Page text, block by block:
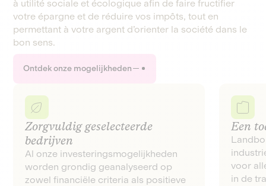
à utilité sociale et écologique afin de faire fructifier
votre épargne et de réduire vos impôts, tout en
permettant à votre argent d’orienter la société dans le
bon sens.
Ontdek onze mogelijkheden
Zorgvuldig geselecteerde
bedrijven
Al onze investeringsmogelijkheden
worden grondig geanalyseerd op
zowel financiële criteria als positieve
Een
voor
in de